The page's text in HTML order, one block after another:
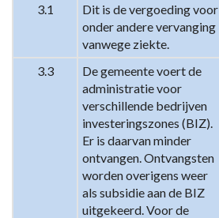
3.1
Dit is de vergoeding voor
onder andere vervanging
vanwege ziekte.
3.3
De gemeente voert de
administratie voor
verschillende bedrijven
investeringszones (BIZ).
Er is daarvan minder
ontvangen. Ontvangsten
worden overigens weer
als subsidie aan de BIZ
uitgekeerd. Voor de